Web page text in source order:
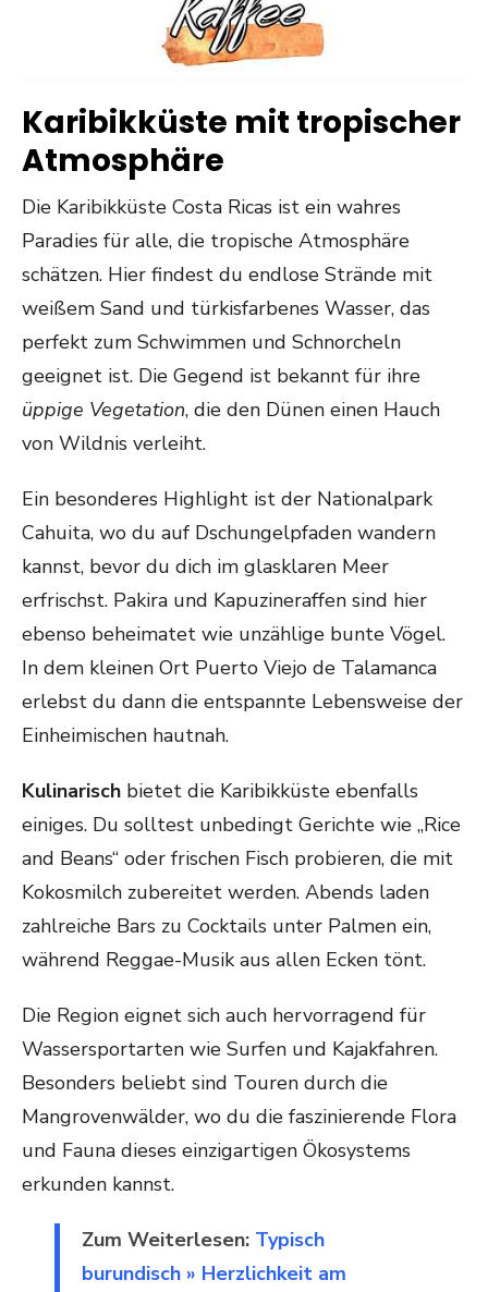
Karibikküste mit tropischer
Atmosphäre
Die Karibikküste Costa Ricas ist ein wahres
Paradies für alle, die tropische Atmosphäre
schätzen. Hier findest du endlose Strände mit
weißem Sand und türkisfarbenes Wasser, das
perfekt zum Schwimmen und Schnorcheln
geeignet ist. Die Gegend ist bekannt für ihre
üppige Vegetation, die den Dünen einen Hauch
von Wildnis verleiht.
Ein besonderes Highlight ist der Nationalpark
Cahuita, wo du auf Dschungelpfaden wandern
kannst, bevor du dich im glasklaren Meer
erfrischst. Pakira und Kapuzineraffen sind hier
ebenso beheimatet wie unzählige bunte Vögel.
In dem kleinen Ort Puerto Viejo de Talamanca
erlebst du dann die entspannte Lebensweise der
Einheimischen hautnah.
Kulinarisch bietet die Karibikküste ebenfalls
einiges. Du solltest unbedingt Gerichte wie „Rice
and Beans“ oder frischen Fisch probieren, die mit
Kokosmilch zubereitet werden. Abends laden
zahlreiche Bars zu Cocktails unter Palmen ein,
während Reggae-Musik aus allen Ecken tönt.
Die Region eignet sich auch hervorragend für
Wassersportarten wie Surfen und Kajakfahren.
Besonders beliebt sind Touren durch die
Mangrovenwälder, wo du die faszinierende Flora
und Fauna dieses einzigartigen Ökosystems
erkunden kannst.
Zum Weiterlesen: Typisch
burundisch » Herzlichkeit am